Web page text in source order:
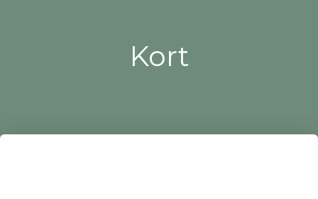
Kort